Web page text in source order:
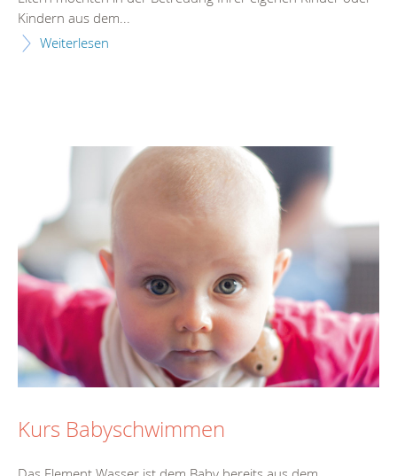
Kindern aus dem...
Weiterlesen
Kurs Babyschwimmen